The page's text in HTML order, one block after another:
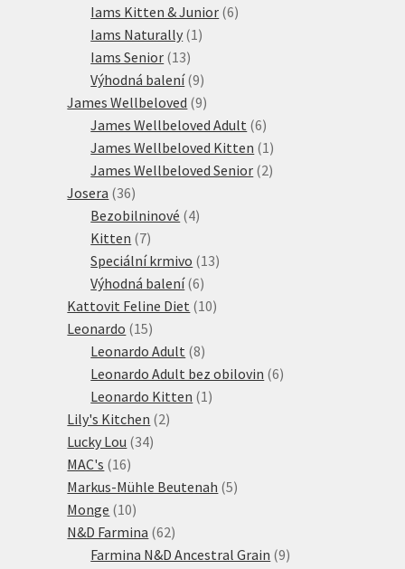
produkty
Iams Kitten & Junior 66
Iams Naturally 1 1
Iams Senior 1313
produktů
Výhodná balení 99
produktů
James Wellbeloved 99
produktů
James Wellbeloved Adult 66
produktů
James Wellbeloved Kitten 1 1
produkt
James Wellbeloved Senior 22
Josera 3636
produktů
Bezobilninové 44
Kitten 77
produktů
Speciální krmivo 1313
Výhodná balení 66
produktů
Kattovit Feline Diet 1010
Leonardo 1515
produktů
Leonardo Adult 88
produktů
Leonardo Adult bez obilovin 66
Leonardo Kitten 1 1
Lily's Kitchen 22
Lucky Lou 3434
MAC's 1616
produktů
Markus-Mühle Beutenah 55
Monge 1010
produktů
N&D Farmina 6262
produktů
Farmina N&D Ancestral Grain 99